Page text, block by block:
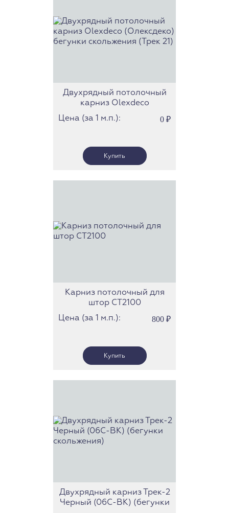
Двухрядный потолочный
карниз Olexdeco
(Олексдеко) бегунки
скольжения (Трек 21)
Цена (за 1 м.п.): 0 ₽
Карниз потолочный для
штор СТ2100
Цена (за 1 м.п.):
800 ₽
Двухрядный карниз Трек-2
Черный (06С-BK) (бегунки